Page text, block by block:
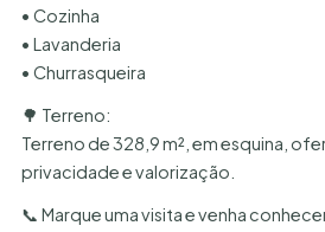
• Cozinha
• Lavanderia
• Churrasqueira
🌳 Terreno:
Terreno de 328,9 m², em esquina,
privacidade e valorização.
📞 Marque uma visita e venha